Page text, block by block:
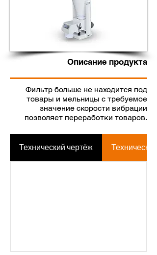
Описание продукта
Фильтр больше не находится под
товары и мельницы с требуемое
значение скорости вибрации
позволяет переработки товаров.
Технический чертёж Техническая